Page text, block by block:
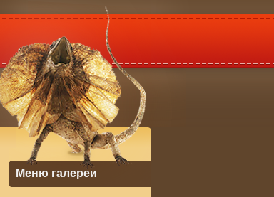
Меню галереи